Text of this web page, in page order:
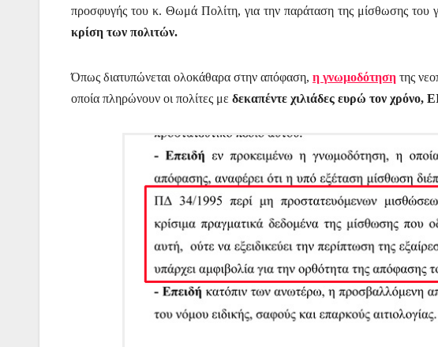
προσφυγής του κ. Θωμά Πολίτη, για την παράταση της μίσθωσης του
κρίση των πολιτών.
Όπως διατυπώνεται ολοκάθαρα στην απόφαση, η γνωμοδότηση της
οποία πληρώνουν οι πολίτες με δεκαπέντε χιλιάδες ευρώ τον